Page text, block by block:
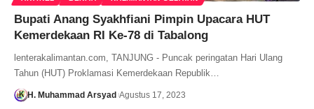
Bupati Anang Syakhfiani Pimpin Upacara HUT
Kemerdekaan RI Ke-78 di Tabalong
lenterakalimantan.com, TANJUNG - Puncak peringatan Hari Ulang
Tahun (HUT) Proklamasi Kemerdekaan Republik…
H. Muhammad Arsyad Agustus 17, 2023